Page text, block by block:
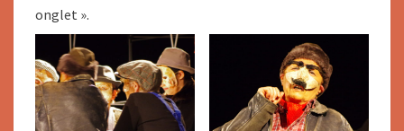
onglet ».